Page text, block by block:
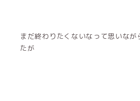
まだ終わりたくないなって思いな
たが